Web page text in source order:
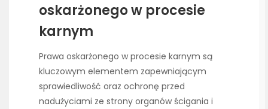
oskarżonego w procesie
karnym
Prawa oskarżonego w procesie karnym są
kluczowym elementem zapewniającym
sprawiedliwość oraz ochronę przed
nadużyciami ze strony organów ścigania i